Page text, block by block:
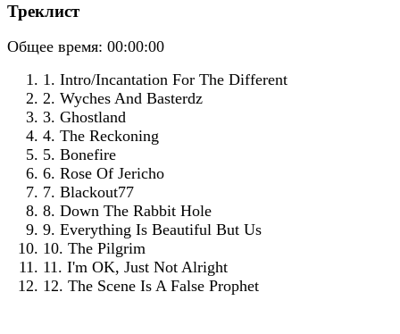
Треклист
Общее время: 00:00:00
1. Intro/Incantation For The Different
2. Wyches And Basterdz
3. Ghostland
4. The Reckoning
5. Bonefire
6. Rose Of Jericho
7. Blackout77
8. Down The Rabbit Hole
9. Everything Is Beautiful But Us
10. The Pilgrim
11. I'm OK, Just Not Alright
12. The Scene Is A False Prophet